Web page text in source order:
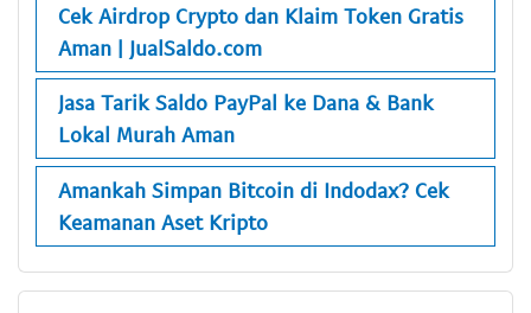
Cek Airdrop Crypto dan Klaim Token Gratis
Aman | JualSaldo.com
Jasa Tarik Saldo PayPal ke Dana & Bank
Lokal Murah Aman
Amankah Simpan Bitcoin di Indodax? Cek
Keamanan Aset Kripto